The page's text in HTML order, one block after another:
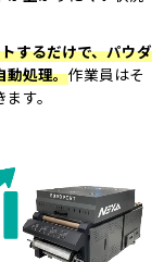
するだけで、パウダ
動処理。作業員はそ
す。